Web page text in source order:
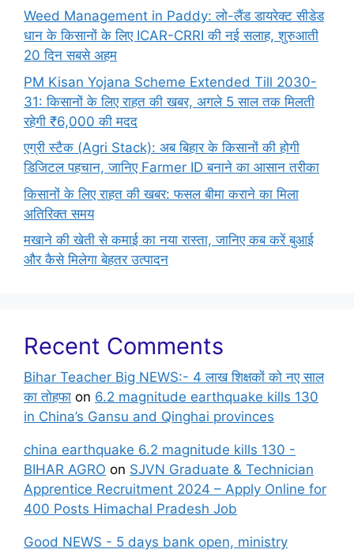
Weed Management in Paddy: लो-लैंड डायरेक्ट सीडेड
धान के किसानों के लिए ICAR-CRRI की नई सलाह, शुरुआती
20 दिन सबसे अहम
PM Kisan Yojana Scheme Extended Till 2030-
31: किसानों के लिए राहत की खबर, अगले 5 साल तक मिलती
रहेगी ₹6,000 की मदद
एग्री स्टैक (Agri Stack): अब बिहार के किसानों की होगी
डिजिटल पहचान, जानिए Farmer ID बनाने का आसान तरीका
किसानों के लिए राहत की खबर: फसल बीमा कराने का मिला
अतिरिक्त समय
मखाने की खेती से कमाई का नया रास्ता, जानिए कब करें बुआई
और कैसे मिलेगा बेहतर उत्पादन
Recent Comments
Bihar Teacher Big NEWS:- 4 लाख शिक्षकों को नए साल
का तोहफा on 6.2 magnitude earthquake kills 130
in China’s Gansu and Qinghai provinces
china earthquake 6.2 magnitude kills 130 -
BIHAR AGRO on SJVN Graduate & Technician
Apprentice Recruitment 2024 – Apply Online for
400 Posts Himachal Pradesh Job
Good NEWS - 5 days bank open, ministry